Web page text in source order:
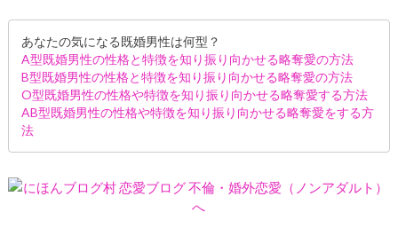
あなたの気になる既婚男性は何型？
A型既婚男性の性格と特徴を知り振り向かせる略奪愛の方法
B型既婚男性の性格と特徴を知り振り向かせる略奪愛の方法
O型既婚男性の性格や特徴を知り振り向かせる略奪愛する方法
AB型既婚男性の性格や特徴を知り振り向かせる略奪愛をする方
法